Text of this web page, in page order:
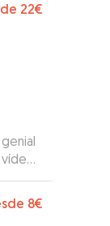
22€
8€